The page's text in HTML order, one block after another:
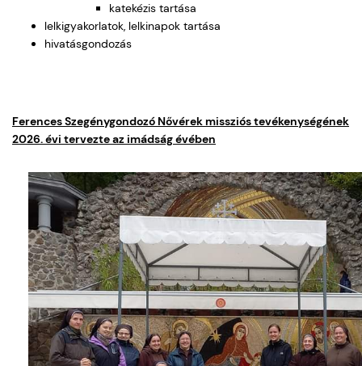
katekézis tartása
lelkigyakorlatok, lelkinapok tartása
hivatásgondozás
Ferences Szegénygondozó Nővérek missziós tevékenységének
2026. évi tervezte az imádság évében